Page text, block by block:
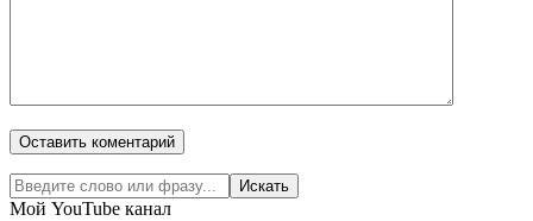
Мой YouTube канал